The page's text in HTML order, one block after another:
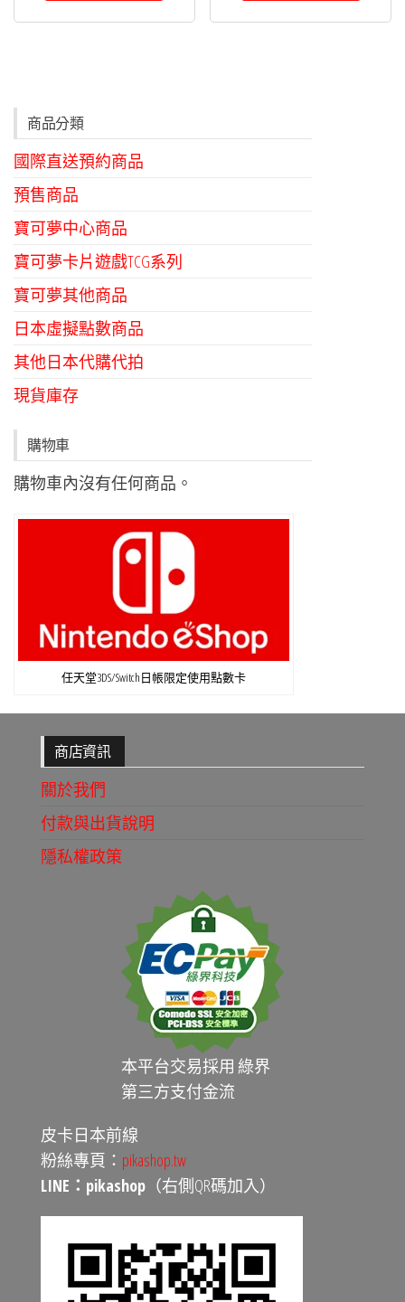
商品分類
國際直送預約商品
預售商品
寶可夢中心商品
寶可夢卡片遊戲TCG系列
寶可夢其他商品
日本虛擬點數商品
其他日本代購代拍
現貨庫存
購物車
購物車內沒有任何商品。
任天堂3DS/Switch日帳限定使用點數卡
商店資訊
關於我們
付款與出貨說明
隱私權政策
本平台交易採用 綠界
第三方支付金流
皮卡日本前線
粉絲專頁： pikashop.tw
LINE：pikashop （右側QR碼加入）